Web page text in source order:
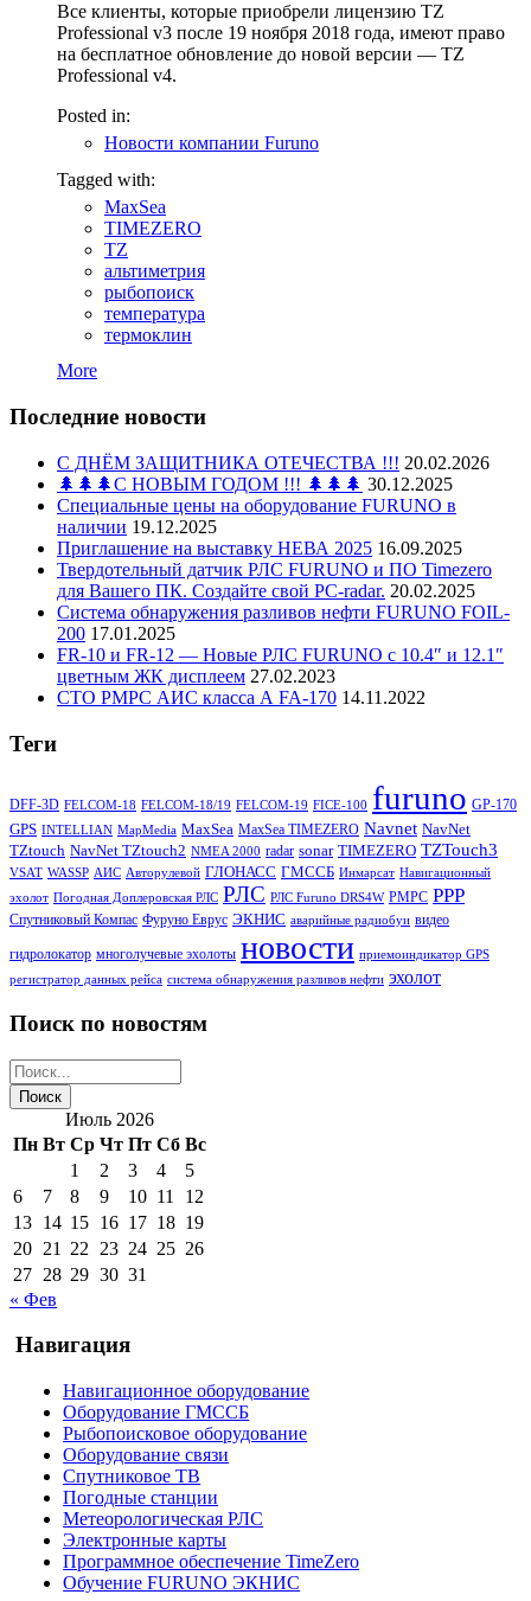
Все клиенты, которые приобрели лицензию TZ
Professional v3 после 19 ноября 2018 года, имеют право
на бесплатное обновление до новой версии — TZ
Professional v4.
Posted in:
Новости компании Furuno
Tagged with:
MaxSea
TIMEZERO
TZ
альтиметрия
рыбопоиск
температура
термоклин
More
Последние новости
С ДНЁМ ЗАЩИТНИКА ОТЕЧЕСТВА !!! 20.02.2026
🌲🌲🌲С НОВЫМ ГОДОМ !!! 🌲🌲🌲 30.12.2025
Специальные цены на оборудование FURUNO в
наличии 19.12.2025
Приглашение на выставку НЕВА 2025 16.09.2025
Твердотельный датчик РЛС FURUNO и ПО Timezero
для Вашего ПК. Создайте свой PC-radar. 20.02.2025
Система обнаружения разливов нефти FURUNO FOIL-
200 17.01.2025
FR-10 и FR-12 — Новые РЛС FURUNO c 10.4″ и 12.1″
цветным ЖК дисплеем 27.02.2023
СТО РМРС АИС класса А FA-170 14.11.2022
Теги
DFF-3D FELCOM-18 FELCOM-18/19 FELCOM-19 FICE-100 furuno GP-170
GPS INTELLIAN MapMedia MaxSea MaxSea TIMEZERO Navnet NavNet
TZtouch NavNet TZtouch2 NMEA 2000 radar sonar TIMEZERO TZTouch3
VSAT WASSP АИС Авторулевой ГЛОНАСС ГМССБ Инмарсат Навигационный
эхолот Погодная Доплеровская РЛС РЛС РЛС Furuno DRS4W РМРС РРР
Спутниковый Компас Фуруно Еврус ЭКНИС аварийные радиобуи видео
гидролокатор многолучевые эхолоты новости приемоиндикатор GPS
регистратор данных рейса система обнаружения разливов нефти эхолот
Поиск по новостям
Июль 2026
Пн Вт Ср Чт Пт Сб Вс
1
2 3 4
5
6
7 8 9 10 11
12
13 14 15 16 17 18 19
20 21 22 23 24 25 26
27 28 29 30 31
« Фев
Навигация
Навигационное оборудование
Оборудование ГМССБ
Рыбопоисковое оборудование
Оборудование связи
Спутниковое ТВ
Погодные станции
Метеорологическая РЛС
Электронные карты
Программное обеспечение TimeZero
Обучение FURUNO ЭКНИС